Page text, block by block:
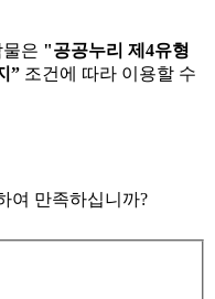
은 "공공누리 제4유형
” 조건에 따라 이용할 수
여 만족하십니까?